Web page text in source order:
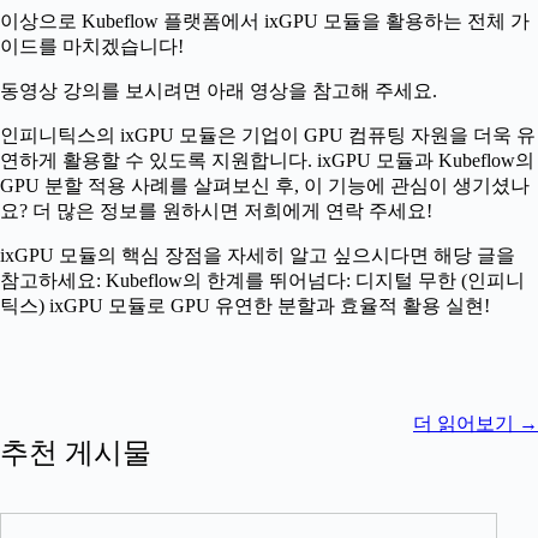
이상으로 Kubeflow 플랫폼에서 ixGPU 모듈을 활용하는 전체 가
이드를 마치겠습니다!
동영상 강의를 보시려면 아래 영상을 참고해 주세요.
인피니틱스의 ixGPU 모듈은 기업이 GPU 컴퓨팅 자원을 더욱 유
연하게 활용할 수 있도록 지원합니다. ixGPU 모듈과 Kubeflow의
GPU 분할 적용 사례를 살펴보신 후, 이 기능에 관심이 생기셨나
요? 더 많은 정보를 원하시면 저희에게 연락 주세요!
ixGPU 모듈의 핵심 장점을 자세히 알고 싶으시다면 해당 글을
참고하세요: Kubeflow의 한계를 뛰어넘다: 디지털 무한 (인피니
틱스) ixGPU 모듈로 GPU 유연한 분할과 효율적 활용 실현!
추천 게시물
더 읽어보기 →